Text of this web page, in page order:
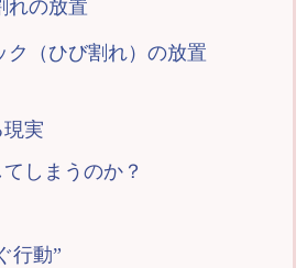
れの放置
ク（ひび割れ）の放置
実
しまうのか？
行動”